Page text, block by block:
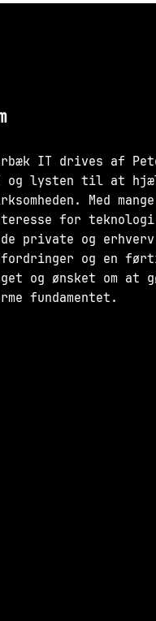
IT drives af
og lysten til at
Med
for
private og
og en
og ønsket om at
fundamentet.